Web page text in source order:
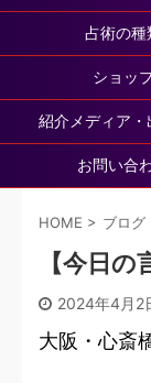
占術の種
ショッ
紹介メディア・
お問い合
HOME > ブログ
【今日の
2024年4月2
大阪・心斎